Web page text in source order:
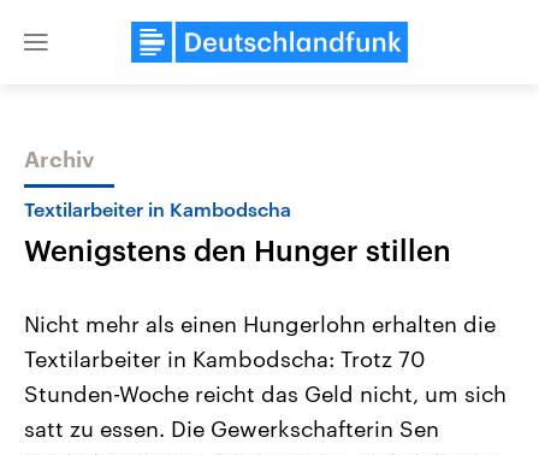
Close
Themen
Landtagswahl Sachsen-Anhalt
2026
USA
Aktuelle Beiträge,
Archiv
Textilarbeiter in Kambodscha
Wenigstens den Hunger stillen
Nicht mehr als einen Hungerlohn erhalten die
Textilarbeiter in Kambodscha: Trotz 70
Stunden-Woche reicht das Geld nicht, um sich
satt zu essen. Die Gewerkschafterin Sen